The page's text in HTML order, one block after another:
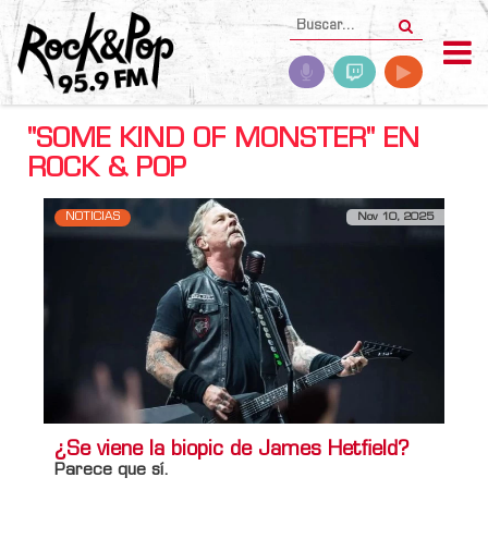
"SOME KIND OF MONSTER" EN
ROCK & POP
NOTICIAS Nov 10, 2025
¿Se viene la biopic de James Hetfield?
Parece que sí.